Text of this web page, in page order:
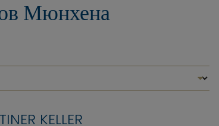
Мюнхена
KELLER